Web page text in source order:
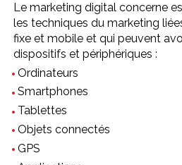
Le marketing digital concerne
les techniques du marketing
fixe et mobile et qui peuvent
dispositifs et périphériques :
Ordinateurs
Smartphones
Tablettes
Objets connectés
GPS